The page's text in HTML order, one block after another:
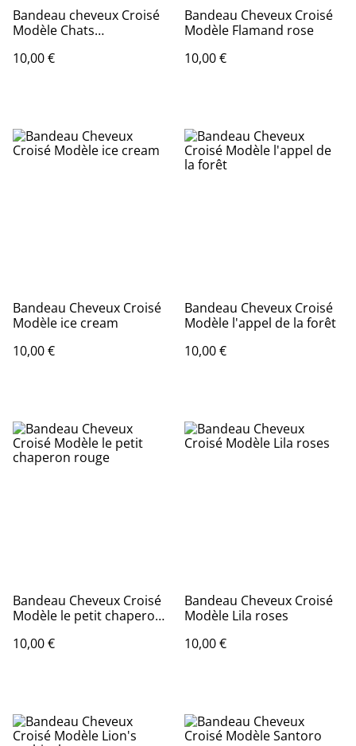
Bandeau cheveux Croisé
Modèle Chats
10,00 €
Bandeau Cheveux Croisé
Modèle Flamand rose
10,00 €
Bandeau Cheveux Croisé
Modèle ice cream
10,00 €
Bandeau Cheveux Croisé
Modèle l'appel de la forêt
10,00 €
Bandeau Cheveux Croisé
Modèle le petit chaperon
10,00 €
Bandeau Cheveux Croisé
Modèle Lila roses
10,00 €